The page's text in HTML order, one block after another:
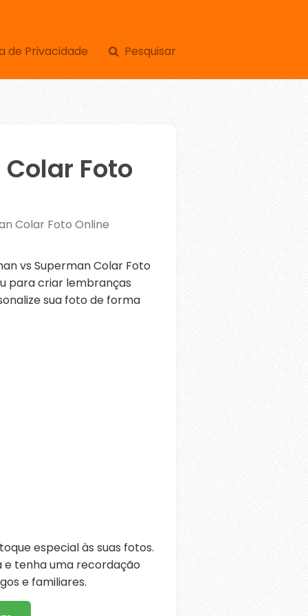
de Privacidade Pesquisar
Foto
Colar Foto Online
vs Superman Colar Foto
para criar lembranças
sua foto de forma
especial às suas fotos.
e tenha uma recordação
e familiares.